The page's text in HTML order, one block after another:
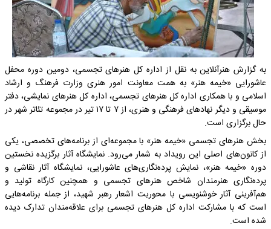
به گزارش هنرآنلاین به نقل از اداره کل هنرهای تجسمی، دومین دوره محفل
عاشورایی «خیمه هنر» به همت معاونت امور هنری وزارت فرهنگ و ارشاد
اسلامی و با همکاری اداره کل هنرهای تجسمی، اداره کل هنرهای نمایشی، دفتر
موسیقی و دیگر نهادهای فرهنگی و هنری، از ۷ تا ۱۷ تیر در مجموعه تئاتر شهر در
حال برگزاری است.
بخش هنرهای تجسمی «خیمه هنر» با مجموعه‌ای از برنامه‌های تخصصی، یکی
از کانون‌های اصلی این رویداد به شمار می‌رود. نمایشگاه آثار برگزیده نخستین
دوره «خیمه هنر»، نمایش پرده‌نگاری‌های عاشورایی، نمایشگاه آثار نقاشی و
پرده‌نگاری هنرمندان شاخص هنرهای تجسمی و همچنین کارگاه تولید و
هم‌آفرینی آثار خوشنویسی با محوریت اشعار رهبر شهید، از جمله برنامه‌هایی
است که با مشارکت اداره کل هنرهای تجسمی برای علاقه‌مندان تدارک دیده
شده است.